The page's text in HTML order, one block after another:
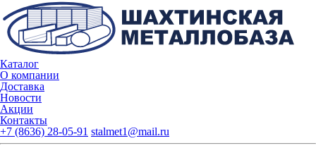
Каталог
О компании
Доставка
Новости
Акции
Контакты
+7 (8636) 28-05-91 stalmet1@mail.ru